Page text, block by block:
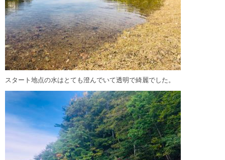
スタート地点の水はとても澄んでいて透明で綺麗でした。